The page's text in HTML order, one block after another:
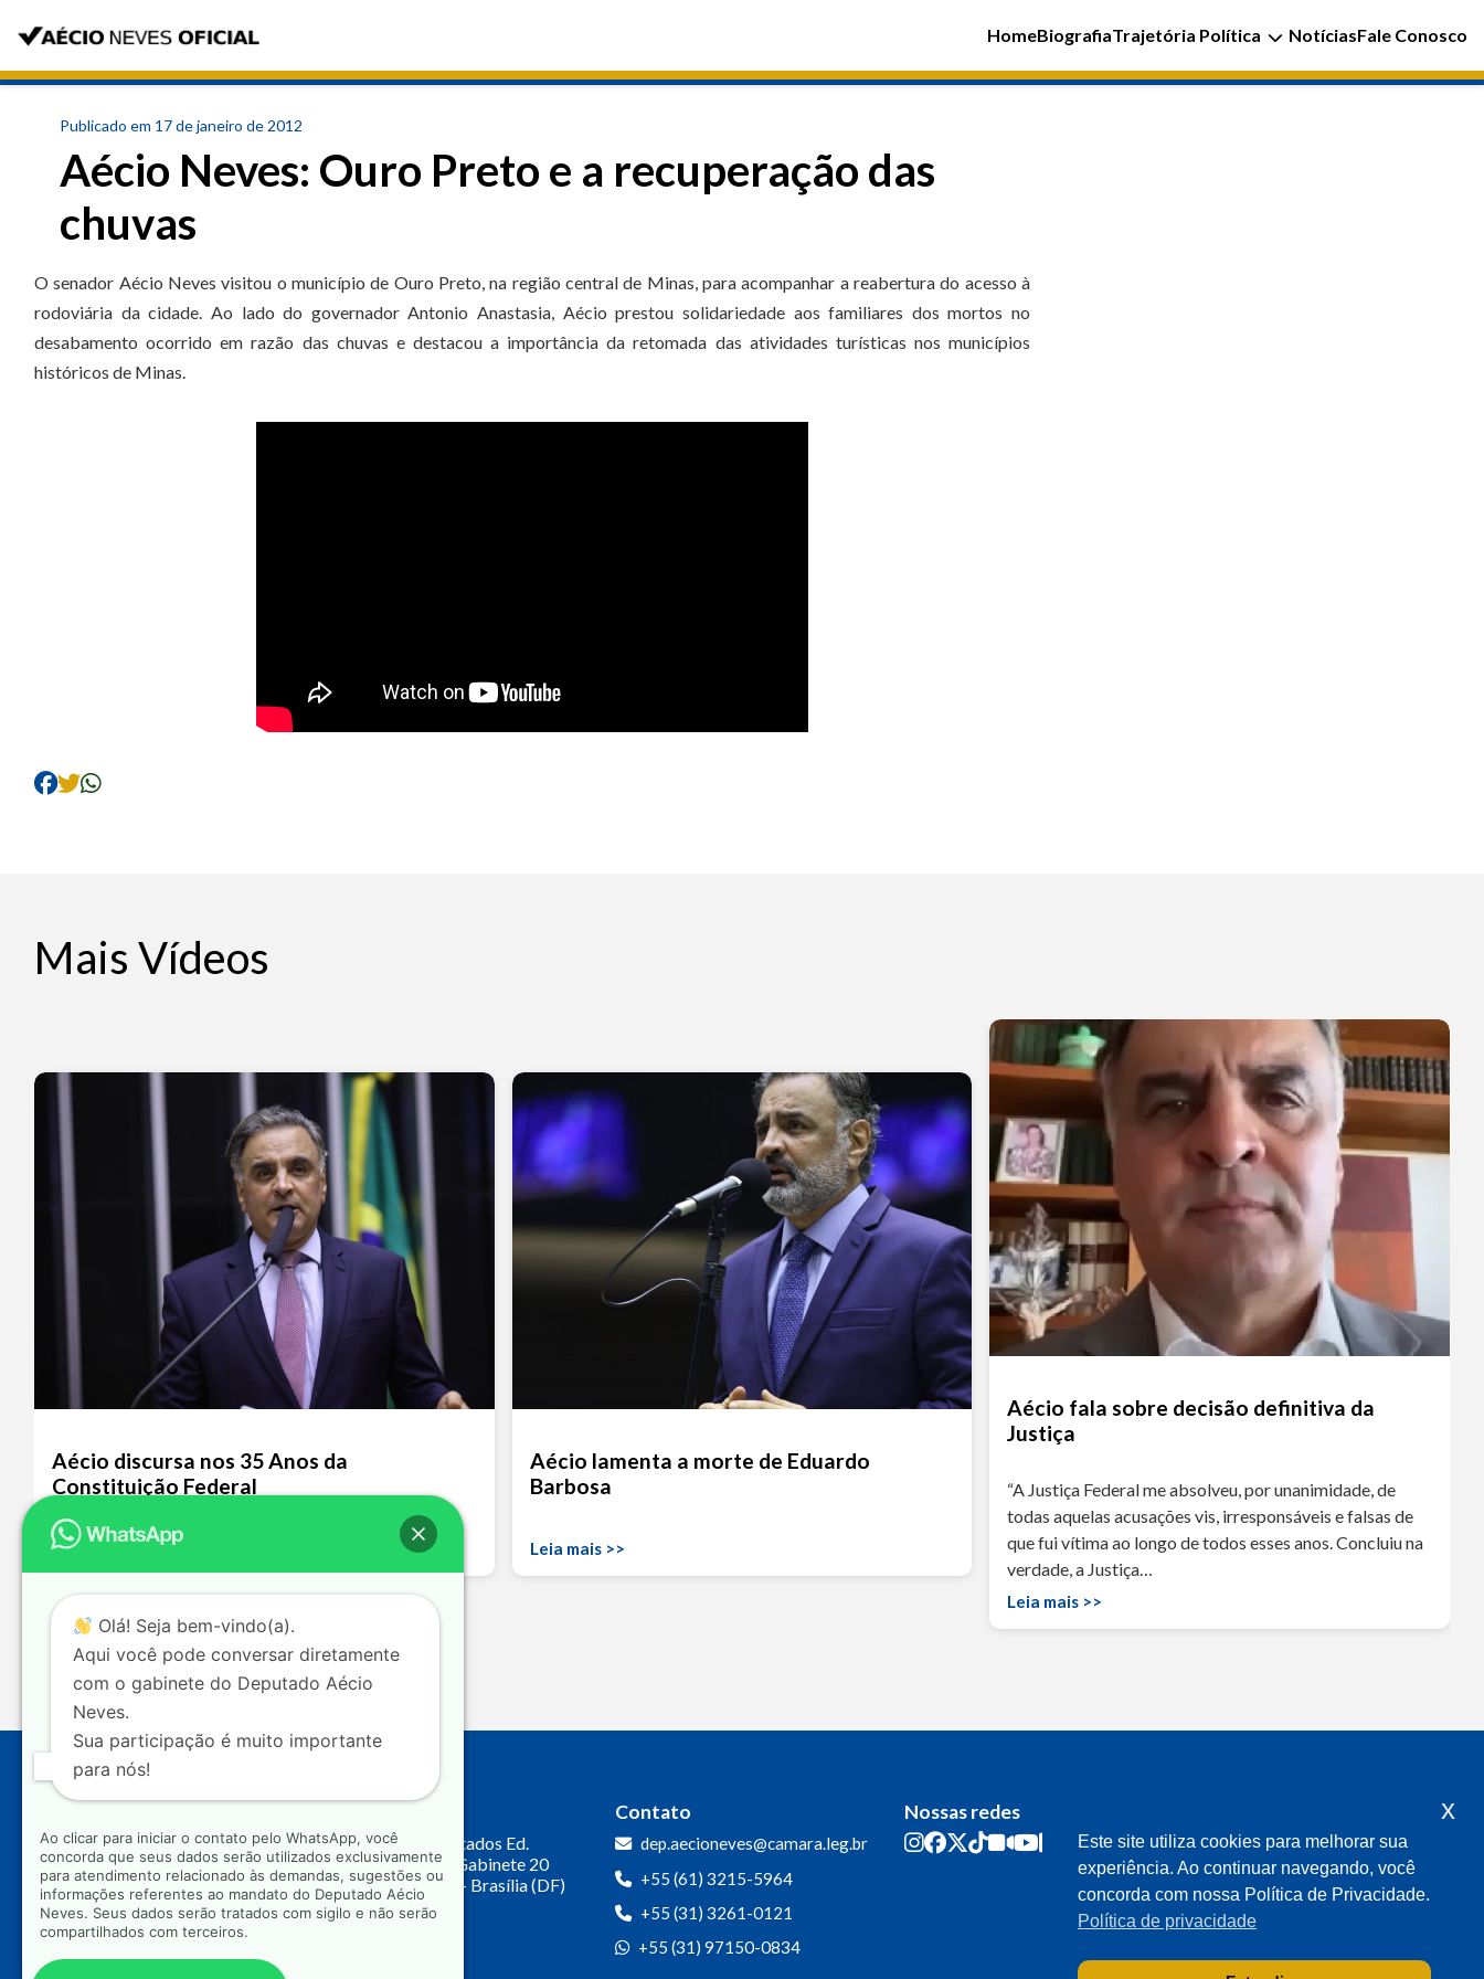
HomeBiografiaTrajetória Política NotíciasFale Conosco
Publicado em 17 de janeiro de 2012
Aécio Neves: Ouro Preto e a recuperação das
chuvas
O senador Aécio Neves visitou o município de Ouro Preto, na região central de Minas, para acompanhar a reabertura do acesso à
rodoviária da cidade. Ao lado do governador Antonio Anastasia, Aécio prestou solidariedade aos familiares dos mortos no
desabamento ocorrido em razão das chuvas e destacou a importância da retomada das atividades turísticas nos municípios
históricos de Minas.
Mais Vídeos
Aécio discursa nos 35 Anos da
Constituição Federal
Leia mais >>
Aécio lamenta a morte de Eduardo
Barbosa
Leia mais >>
Aécio fala sobre decisão definitiva da
Justiça
“A Justiça Federal me absolveu, por unanimidade, de
todas aquelas acusações vis, irresponsáveis e falsas de
que fui vítima ao longo de todos esses anos. Concluiu na
verdade, a Justiça…
Leia mais >>
Câmara dos Deputados Ed.
Principal, Ala C – Gabinete 20
CEP: 70.160-900 – Brasília (DF)
Contato
dep.aecioneves@camara.leg.br
+55 (61) 3215-5964
+55 (31) 3261-0121
+55 (31) 97150-0834
Nossas redes
Olá! Seja bem-vindo(a).
Aqui você pode conversar diretamente
com o gabinete do Deputado Aécio
Neves.
Sua participação é muito importante
para nós!
Ao clicar para iniciar o contato pelo WhatsApp, você
concorda que seus dados serão utilizados exclusivamente
para atendimento relacionado às demandas, sugestões ou
informações referentes ao mandato do Deputado Aécio
Neves. Seus dados serão tratados com sigilo e não serão
compartilhados com terceiros.
Este site utiliza cookies para melhorar sua
experiência. Ao continuar navegando, você
concorda com nossa Política de Privacidade.
Política de privacidade
x